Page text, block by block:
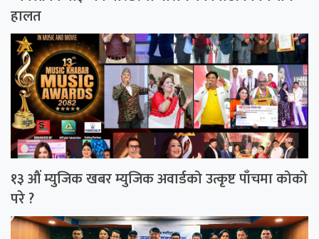
हालत
१३ औं म्युजिक खबर म्युजिक अवार्डको उत्कृष्ट पाँचमा कोको
परे ?